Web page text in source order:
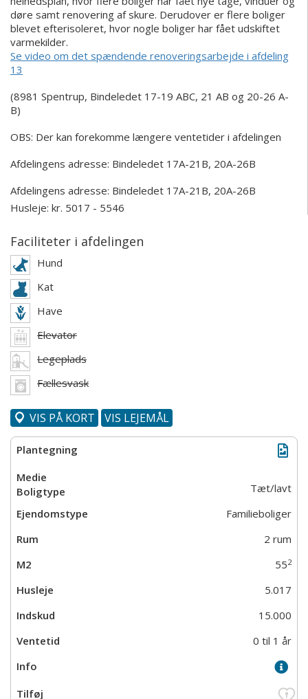
døre samt renovering af skure. Derudover er flere boliger
blevet efterisoleret, hvor nogle boliger har fået udskiftet
varmekilder.
Se video om det spændende renoveringsarbejde i afdeling
13
(8981 Spentrup, Bindeledet 17-19 ABC, 21 AB og 20-26 A-
B)
OBS: Der kan forekomme længere ventetider i afdelingen
Afdelingens adresse: Bindeledet 17A-21B, 20A-26B
Afdelingens adresse: Bindeledet 17A-21B, 20A-26B
Husleje: kr. 5017 - 5546
Faciliteter i afdelingen
Hund
Kat
Have
Elevator
Legeplads
Fællesvask
VIS PÅ KORT VIS LEJEMÅL
Tæt/lavt
Familieboliger
2 rum
552
5.017
15.000
0 til 1 år